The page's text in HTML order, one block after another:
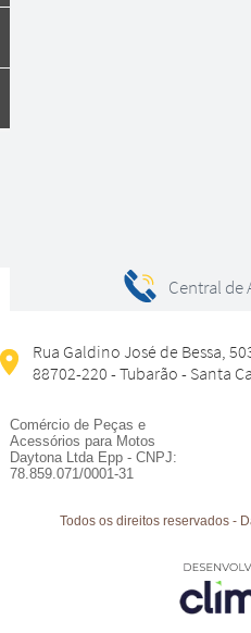
Central
Rua Galdino José de Bessa,
88702-220 - Tubarão - Santa
Comércio de Peças e
Acessórios para Motos
Daytona Ltda Epp - CNPJ:
78.859.071/0001-31
Todos os direitos reservados -